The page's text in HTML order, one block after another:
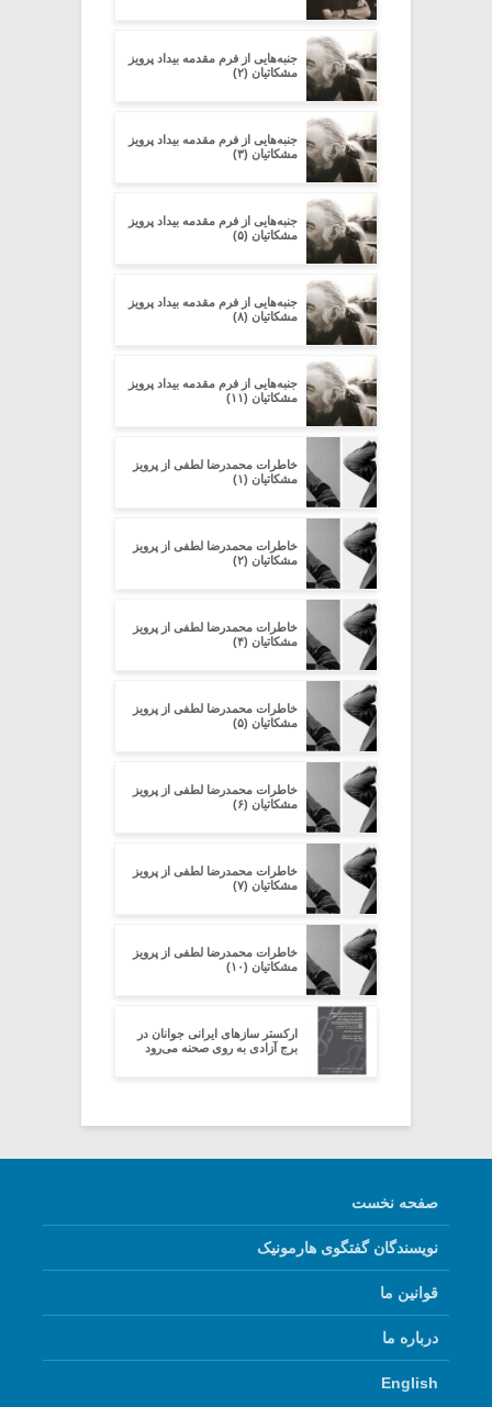
جنبه‌هایی از فرم مقدمه‌ بیداد پرویز
مشکاتیان (۲)
جنبه‌هایی از فرم مقدمه‌ بیداد پرویز
مشکاتیان (۳)
جنبه‌هایی از فرم مقدمه‌ بیداد پرویز
مشکاتیان (۵)
جنبه‌هایی از فرم مقدمه‌ بیداد پرویز
مشکاتیان (۸)
جنبه‌هایی از فرم مقدمه‌ بیداد پرویز
مشکاتیان (۱۱)
خاطرات محمدرضا لطفی از پرویز
مشکاتیان (۱)
خاطرات محمدرضا لطفی از پرویز
مشکاتیان (۲)
خاطرات محمدرضا لطفی از پرویز
مشکاتیان (۴)
خاطرات محمدرضا لطفی از پرویز
مشکاتیان (۵)
خاطرات محمدرضا لطفی از پرویز
مشکاتیان (۶)
خاطرات محمدرضا لطفی از پرویز
مشکاتیان (۷)
خاطرات محمدرضا لطفی از پرویز
مشکاتیان (۱۰)
ارکستر سازهای ایرانی جوانان در
برج آزادی به روی صحنه می‌رود
صفحه نخست
نویسندگان گفتگوی هارمونیک
قوانین ما
درباره ما
English